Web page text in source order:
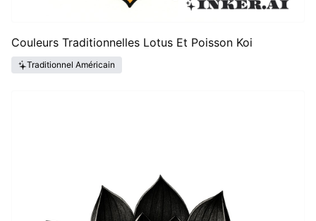
Couleurs Traditionnelles Lotus Et Poisson Koi
Traditionnel Américain